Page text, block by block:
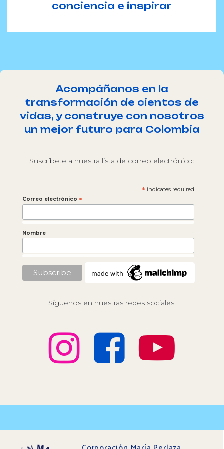
conciencia e inspirar
Acompáñanos en la
transformación de cientos de
vidas, y construye con nosotros
un mejor futuro para Colombia
Suscríbete a nuestra lista de correo electrónico:
*indicates required
Correo electrónico *
Nombre
Síguenos en nuestras redes sociales: